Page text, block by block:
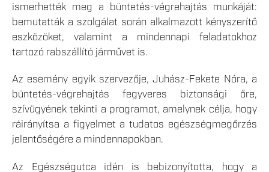
ismerhették meg a büntetés-végrehajtás munkáját:
bemutatták a szolgálat során alkalmazott kényszerítő
eszközöket, valamint a mindennapi feladatokhoz
tartozó rabszállító járművet is.
Az esemény egyik szervezője, Juhász-Fekete Nóra, a
büntetés-végrehajtás fegyveres biztonsági őre,
szívügyének tekinti a programot, amelynek célja, hogy
ráirányítsa a figyelmet a tudatos egészségmegőrzés
jelentőségére a mindennapokban.
Az Egészségutca idén is bebizonyította, hogy a